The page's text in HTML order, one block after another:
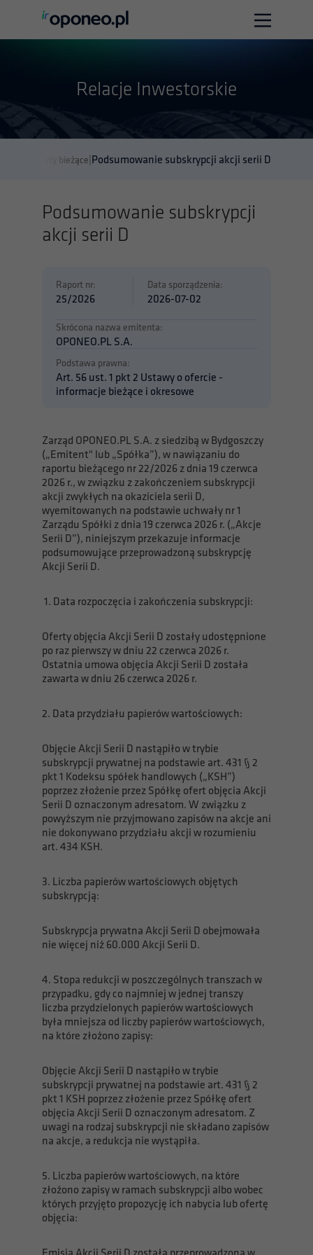
O firmie
Relacje Inwestorskie
Biuro prasowe
Polska wersja
Relacje Inwestorskie
Raporty bieżące|Podsumowanie subskrypcji akcji serii D
Podsumowanie subskrypcji
akcji serii D
Raport nr:
25/2026
Data sporządzenia:
2026-07-02
Skrócona nazwa emitenta:
OPONEO.PL S.A.
Podstawa prawna:
Art. 56 ust. 1 pkt 2 Ustawy o ofercie -
informacje bieżące i okresowe
Zarząd OPONEO.PL S.A. z siedzibą w Bydgoszczy
(„Emitent" lub „Spółka”), w nawiązaniu do
raportu bieżącego nr 22/2026 z dnia 19 czerwca
2026 r., w związku z zakończeniem subskrypcji
akcji zwykłych na okaziciela serii D,
wyemitowanych na podstawie uchwały nr 1
Zarządu Spółki z dnia 19 czerwca 2026 r. („Akcje
Serii D”), niniejszym przekazuje informacje
podsumowujące przeprowadzoną subskrypcję
Akcji Serii D.
1. Data rozpoczęcia i zakończenia subskrypcji:
Oferty objęcia Akcji Serii D zostały udostępnione
po raz pierwszy w dniu 22 czerwca 2026 r.
Ostatnia umowa objęcia Akcji Serii D została
zawarta w dniu 26 czerwca 2026 r.
2. Data przydziału papierów wartościowych:
Objęcie Akcji Serii D nastąpiło w trybie
subskrypcji prywatnej na podstawie art. 431 § 2
pkt 1 Kodeksu spółek handlowych („KSH”)
poprzez złożenie przez Spółkę ofert objęcia Akcji
Serii D oznaczonym adresatom. W związku z
powyższym nie przyjmowano zapisów na akcje ani
nie dokonywano przydziału akcji w rozumieniu
art. 434 KSH.
3. Liczba papierów wartościowych objętych
subskrypcją:
Subskrypcja prywatna Akcji Serii D obejmowała
nie więcej niż 60.000 Akcji Serii D.
4. Stopa redukcji w poszczególnych transzach w
przypadku, gdy co najmniej w jednej transzy
liczba przydzielonych papierów wartościowych
była mniejsza od liczby papierów wartościowych,
na które złożono zapisy:
Objęcie Akcji Serii D nastąpiło w trybie
subskrypcji prywatnej na podstawie art. 431 § 2
pkt 1 KSH poprzez złożenie przez Spółkę ofert
objęcia Akcji Serii D oznaczonym adresatom. Z
uwagi na rodzaj subskrypcji nie składano zapisów
na akcje, a redukcja nie wystąpiła.
5. Liczba papierów wartościowych, na które
złożono zapisy w ramach subskrypcji albo wobec
których przyjęto propozycję ich nabycia lub ofertę
objęcia:
Emisja Akcji Serii D została przeprowadzona w